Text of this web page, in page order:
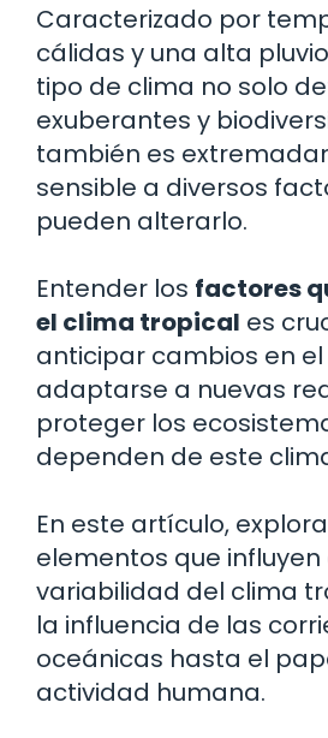
Caracterizado por
cálidas y una alta
tipo de clima no solo
exuberantes y
también es
sensible a diversos
pueden alterarlo.
Entender los factores
el clima tropical es
anticipar cambios en
adaptarse a nuevas
proteger los
dependen de este
En este artículo,
elementos que influyen
variabilidad del clima
la influencia de las
oceánicas hasta el
actividad humana.